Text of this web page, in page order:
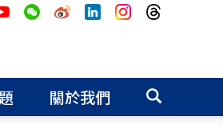
關於我們